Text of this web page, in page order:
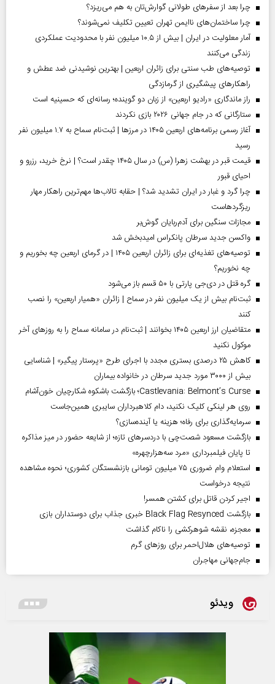
چرا بعد از سفرهای طولانی گوارش‌تان به هم می‌ریزد؟
چرا ساختمان‌های ناایمن تهران تعیین تکلیف نمی‌شوند؟
آمار معلولیت در ایران | بیش از ۱۰.۵ میلیون نفر با محدودیت عملکردی
زندگی می‌کنند
توصیه‌های طب سنتی برای زائران اربعین | بهترین نوشیدنی ضد عطش و
راهکارهای پیشگیری از گرمازدگی
راز ماندگاری «رادیو اربعین» از زبان دو گوینده؛ رسانه‌ای که حسینیه است
ستارگانی که در جام جهانی ۲۰۲۶ بازی نکردند
آغاز رسمی برنامه‌های اربعین ۱۴۰۵ در مرز‌ها | ثبت‌نام سماح به ۱.۷ میلیون نفر
رسید
قیمت قبر در بهشت زهرا (س) در سال ۱۴۰۵ چقدر است؟ | نرخ خرید، رزرو و
احیای قبور
چرا گرد و غبار در ایران تشدید شد؟ | حقابه تالاب‌ها مهم‌ترین راهکار مهار
ریزگردهاست
مجازات سنگین برای آدم‌ربایان گوش‌بر
واکسن جدید سرطان پانکراس امیدبخش شد
توصیه‌های تغذیه‌ای برای زائران اربعین ۱۴۰۵ | در گرمای اربعین چه بخوریم و
چه نخوریم؟
گره قتل در دی‌جی پارتی با ۵۰ قسم باز می‌شود
ثبت‌نام بیش از یک میلیون نفر در سماح | زائران «همیار اربعین» را نصب
کنند
متقاضیان ارز اربعین ۱۴۰۵ بخوانند | ثبت‌نام در سامانه سماح را به روز‌های آخر
موکول نکنید
کاهش ۲۵ درصدی بستری مجدد با اجرای طرح «پرستار پیگیر» | شناسایی
بیش از ۳۰۰۰ مورد جدید سرطان در خانواده بیماران
Castlevania: Belmont’s Curse؛ بازگشت باشکوه شکارچیان خون‌آشام
روی هر لینکی کلیک نکنید، دام کلاهبرداران سایبری همین‌جاست
سرمایه‌گذاری برای رفاه؛ هزینه یا آینده‌سازی؟
بازگشت مسعود شصت‌چی با دردسر‌های تازه؛ از شایعه حضور در میز مذاکره
تا پایان فیلمبرداری «مرد سه‌هزارچهره»
استعلام وام ضروری ۷۵ میلیون تومانی بازنشستگان کشوری؛ نحوه مشاهده
نتیجه درخواست
اجیر کردن قاتل برای کشتن همسر!
بازگشت Black Flag Resynced خبری جذاب برای دوستداران بازی
معجزه، نقشه شوهرکشی را ناکام گذاشت
توصیه‌های هلال‌احمر برای روز‌های گرم
جام‌جهانی مهاجران
ویدئو